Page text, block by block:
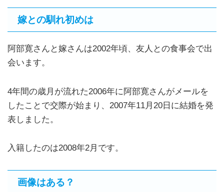
嫁との馴れ初めは
阿部寛さんと嫁さんは2002年頃、友人との食事会で出
会います。
4年間の歳月が流れた2006年に阿部寛さんがメールを
したことで交際が始まり、2007年11月20日に結婚を発
表しました。
入籍したのは2008年2月です。
画像はある？